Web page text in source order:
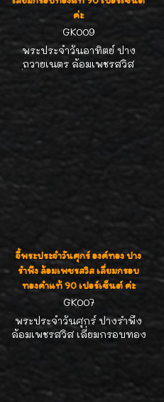
ค่ะ
GK009
พระประจำวันอาทิตย์ ปาง
ถวายเนตร ล้อมเพชรสวิส
จี้พระประจำวันศุกร์ องค์ทอง ปาง
รำพึง ล้อมเพชรสวิส เลี่ยมกรอบ
ทองคำแท้ 90 เปอร์เซ็นต์ ค่ะ
GK007
พระประจำวันศุกร์ ปางรำพึง
ล้อมเพชรสวิส เลี่ยมกรอบทอง
เป็นของขวัญของฝาก น่ารักดี